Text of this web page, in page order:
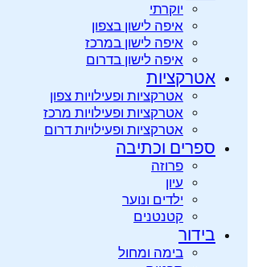
יוקרתי
איפה לישון בצפון
איפה לישון במרכז
איפה לישון בדרום
אטרקציות
אטרקציות ופעילויות צפון
אטרקציות ופעילויות מרכז
אטרקציות ופעילויות דרום
ספרים וכתיבה
פרוזה
עיון
ילדים ונוער
קטנטנים
בידור
בימה ומחול